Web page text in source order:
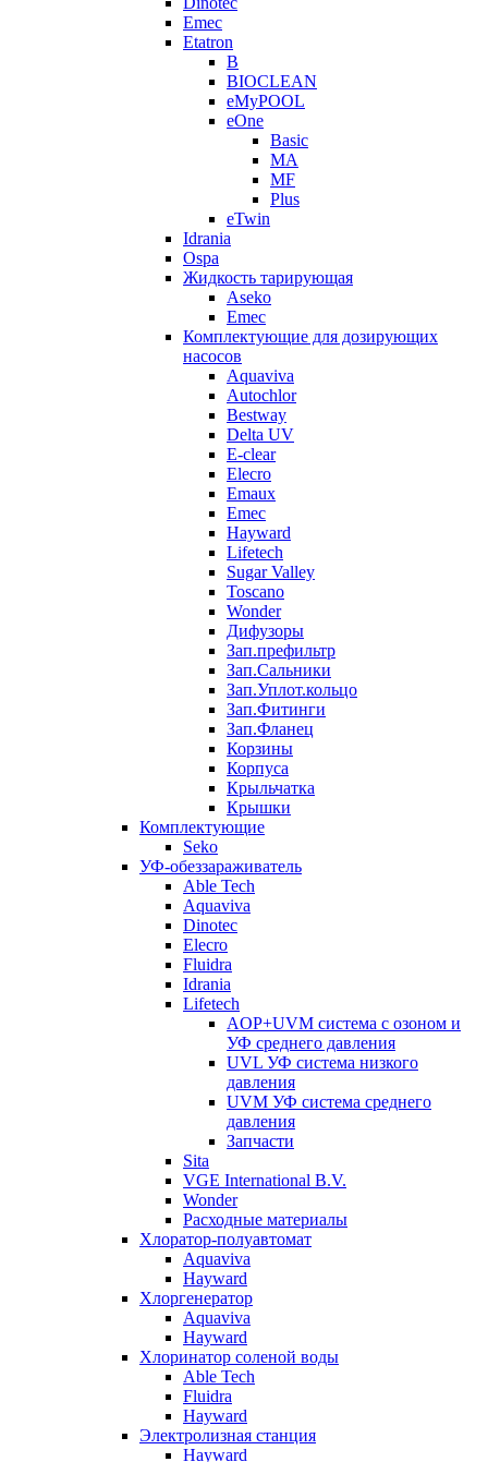
Emec
Etatron
B
BIOCLEAN
eMyPOOL
eOne
Basic
MA
MF
Plus
eTwin
Idrania
Ospa
Жидкость тарирующая
Aseko
Emec
Комплектующие для дозирующих
насосов
Aquaviva
Autochlor
Bestway
Delta UV
E-clear
Elecro
Emaux
Emec
Hayward
Lifetech
Sugar Valley
Toscano
Wonder
Дифузоры
Зап.префильтр
Зап.Сальники
Зап.Уплот.кольцо
Зап.Фитинги
Зап.Фланец
Корзины
Корпуcа
Крыльчатка
Крышки
Комплектующие
Seko
УФ-обеззараживатель
Able Tech
Aquaviva
Dinotec
Elecro
Fluidra
Idrania
Lifetech
AOP+UVM система с озоном и
УФ среднего давления
UVL УФ система низкого
давления
UVM УФ система среднего
давления
Запчасти
Sita
VGE International B.V.
Wonder
Расходные материалы
Хлоратор-полуавтомат
Aquaviva
Hayward
Хлоргенератор
Aquaviva
Hayward
Хлоринатор соленой воды
Able Tech
Fluidra
Hayward
Электролизная станция
Hayward